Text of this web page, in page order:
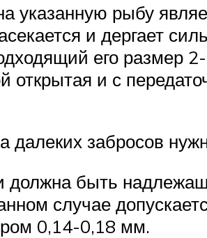
указанную рыбу
и дергает
его размер
открытая и с
далеких забросов
должна быть
случае
0,14-0,18 мм.